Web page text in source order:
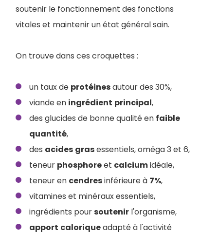
soutenir le fonctionnement des fonctions
vitales et maintenir un état général sain.
On trouve dans ces croquettes :
un taux de protéinesautour des 30%,
viande en ingrédient principal,
des glucides de bonne qualité en faible
quantité,
des acides grasessentiels, oméga 3 et 6,
teneur phosphoreet calciumidéale,
teneur en cendresinférieure à 7%,
vitamines et minéraux essentiels,
ingrédients poursoutenir l'organisme,
apport caloriqueadapté à l'activité